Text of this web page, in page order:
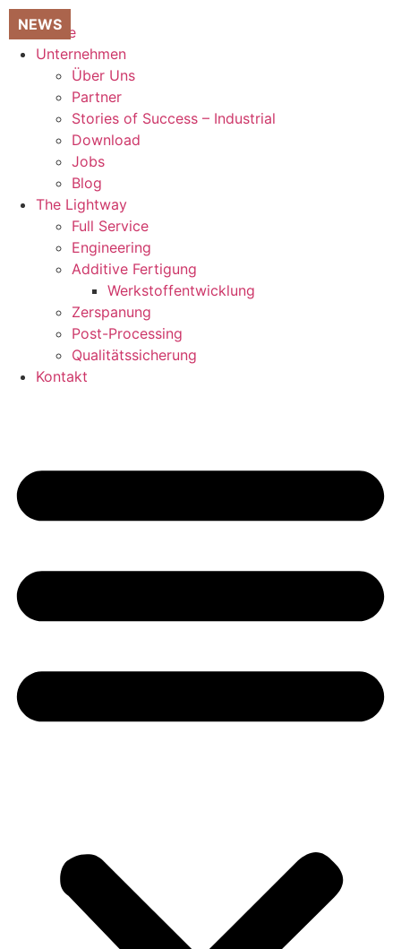
Zum
Inhalt
springen
Home
Unternehmen
Über Uns
Partner
Stories of Success – Industrial
Download
Jobs
Blog
The Lightway
Full Service
Engineering
Additive Fertigung
Werkstoffentwicklung
Zerspanung
Post-Processing
Qualitätssicherung
Kontakt